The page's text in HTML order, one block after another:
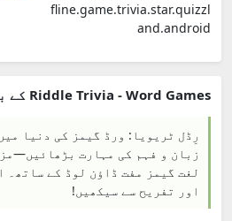
fline.game.trivia.star.quizzl
and.android
Riddle Trivia - Word Games کے بارے میں مزید
رِڈل ٹریویا: ورڈ گیمز کی دنیا
زبان و فہم کی مہارت
لغت گیمز مفت ڈاؤن لوڈ کے ساتھ۔
اور تفریح سے سیکھیں!